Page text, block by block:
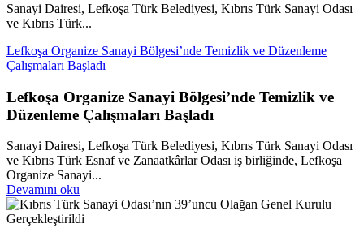
Sanayi Dairesi, Lefkoşa Türk Belediyesi, Kıbrıs Türk Sanayi Odası
ve Kıbrıs Türk...
Lefkoşa Organize Sanayi Bölgesi’nde Temizlik ve Düzenleme
Çalışmaları Başladı
Lefkoşa Organize Sanayi Bölgesi’nde Temizlik ve
Düzenleme Çalışmaları Başladı
Sanayi Dairesi, Lefkoşa Türk Belediyesi, Kıbrıs Türk Sanayi Odası
ve Kıbrıs Türk Esnaf ve Zanaatkârlar Odası iş birliğinde, Lefkoşa
Organize Sanayi...
Devamını oku